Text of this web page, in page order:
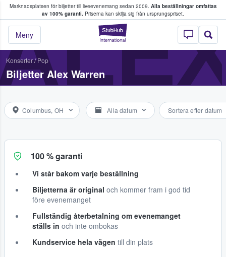
Marknadsplatsen för biljetter till liveevenemang sedan 2009. Alla beställningar omfattas
av 100% garanti. Priserna kan skilja sig från ursprungspriset.
StubHub – där
Meny
köper och säljer biljetter.
Konserter/ Pop
Biljetter Alex Warren
Columbus, OH Alla datum Sortera efter datum
100 % garanti
Vi står bakom varje beställning
Biljetterna är original och kommer fram i god tid
före evenemanget
Fullständig återbetalning om evenemanget
ställs in och inte ombokas
Kundservice hela vägen till din plats